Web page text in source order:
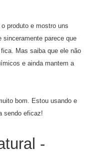
produto e mostro uns
sinceramente parece que
Mas saiba que ele não
e ainda mantem a
bom. Estou usando e
sendo eficaz!
-